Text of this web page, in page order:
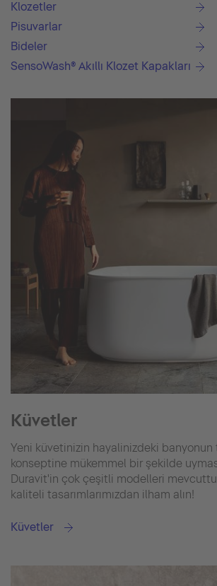
Klozetler
Pisuvarlar
Bideler
SensoWash® Akıllı Klozet Kapakları
Küvetler
Yeni küvetinizin hayalinizdeki banyonun
konseptine mükemmel bir şekilde
Duravit'in çok çeşitli modelleri
kaliteli tasarımlarımızdan ilham alın!
Küvetler